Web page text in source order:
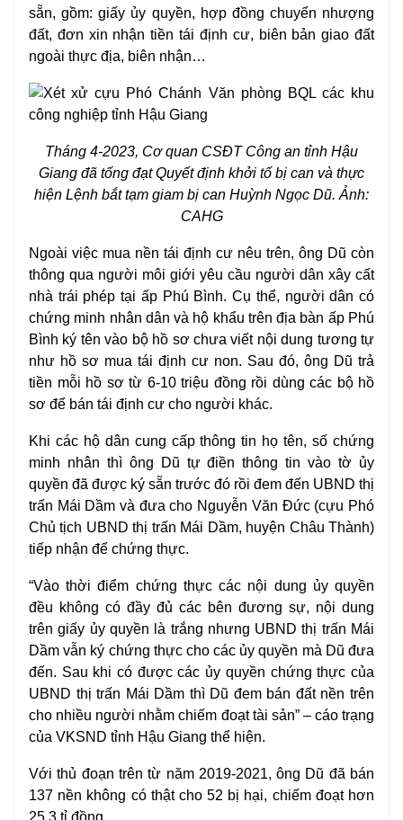
sẵn, gồm: giấy ủy quyền, hợp đồng chuyển nhượng
đất, đơn xin nhận tiền tái định cư, biên bản giao đất
ngoài thực địa, biên nhận…
Tháng 4-2023, Cơ quan CSĐT Công an tỉnh Hậu
Giang đã tống đạt Quyết định khởi tố bị can và thực
hiện Lệnh bắt tạm giam bị can Huỳnh Ngọc Dũ. Ảnh:
CAHG
Ngoài việc mua nền tái định cư nêu trên, ông Dũ còn
thông qua người môi giới yêu cầu người dân xây cất
nhà trái phép tại ấp Phú Bình. Cụ thể, người dân có
chứng minh nhân dân và hộ khẩu trên địa bàn ấp Phú
Bình ký tên vào bộ hồ sơ chưa viết nội dung tương tự
như hồ sơ mua tái định cư non. Sau đó, ông Dũ trả
tiền mỗi hồ sơ từ 6-10 triệu đồng rồi dùng các bộ hồ
sơ để bán tái định cư cho người khác.
Khi các hộ dân cung cấp thông tin họ tên, số chứng
minh nhân thì ông Dũ tự điền thông tin vào tờ ủy
quyền đã được ký sẵn trước đó rồi đem đến UBND thị
trấn Mái Dầm và đưa cho Nguyễn Văn Đức (cựu Phó
Chủ tịch UBND thị trấn Mái Dầm, huyện Châu Thành)
tiếp nhận để chứng thực.
“Vào thời điểm chứng thực các nội dung ủy quyền
đều không có đầy đủ các bên đương sự, nội dung
trên giấy ủy quyền là trắng nhưng UBND thị trấn Mái
Dầm vẫn ký chứng thực cho các ủy quyền mà Dũ đưa
đến. Sau khi có được các ủy quyền chứng thực của
UBND thị trấn Mái Dầm thì Dũ đem bán đất nền trên
cho nhiều người nhằm chiếm đoạt tài sản” – cáo trạng
của VKSND tỉnh Hậu Giang thể hiện.
Với thủ đoạn trên từ năm 2019-2021, ông Dũ đã bán
137 nền không có thật cho 52 bị hại, chiếm đoạt hơn
25,3 tỉ đồng.